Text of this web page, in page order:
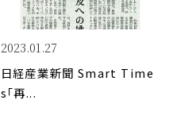
2023.01.27
日経産業新聞 Smart Time
s「再...